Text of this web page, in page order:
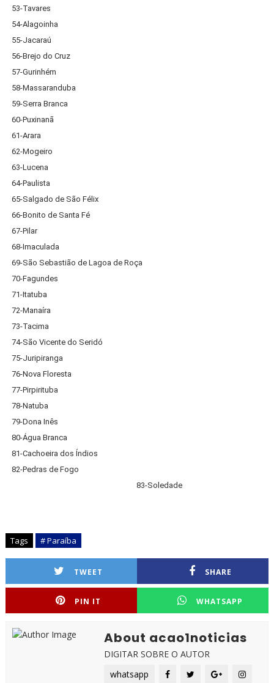
53-Tavares
54-Alagoinha
55-Jacaraú
56-Brejo do Cruz
57-Gurinhém
58-Massaranduba
59-Serra Branca
60-Puxinanã
61-Arara
62-Mogeiro
63-Lucena
64-Paulista
65-Salgado de São Félix
66-Bonito de Santa Fé
67-Pilar
68-Imaculada
69-São Sebastião de Lagoa de Roça
70-Fagundes
71-Itatuba
72-Manaíra
73-Tacima
74-São Vicente do Seridó
75-Juripiranga
76-Nova Floresta
77-Pirpirituba
78-Natuba
79-Dona Inês
80-Água Branca
81-Cachoeira dos Índios
82-Pedras de Fogo
83-Soledade
Tags # Paraíba
TWEET SHARE
PIN IT WHATSAPP
About acao1noticias
DIGITAR SOBRE O AUTOR
whatsapp